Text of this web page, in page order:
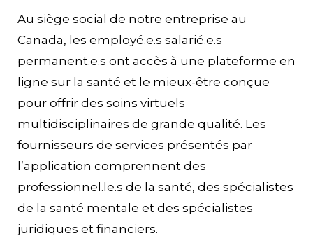
Au siège social de notre entreprise au
Canada, les employé.e.s salarié.e.s
permanent.e.s ont accès à une plateforme en
ligne sur la santé et le mieux-être conçue
pour offrir des soins virtuels
multidisciplinaires de grande qualité. Les
fournisseurs de services présentés par
l’application comprennent des
professionnel.le.s de la santé, des spécialistes
de la santé mentale et des spécialistes
juridiques et financiers.